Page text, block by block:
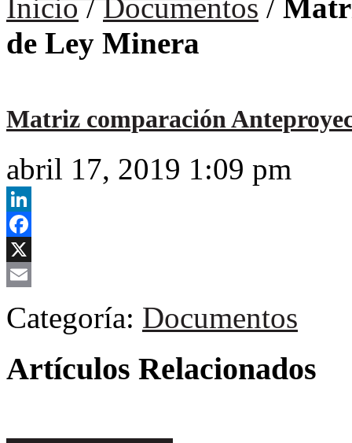
Inicio/Documentos /
de Ley Minera
Matriz comparación
abril 17, 2019 1:09 pm
LinkedIn
Facebook
X
Categoría: Documentos
Artículos Relacionados